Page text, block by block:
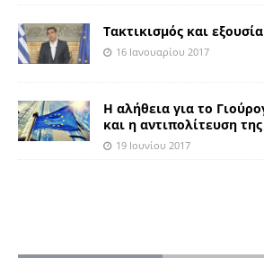
Τακτικισμός και εξουσία
16 Ιανουαρίου 2017
Η αλήθεια για το
και η αντιπολίτευση
19 Ιουνίου 2017